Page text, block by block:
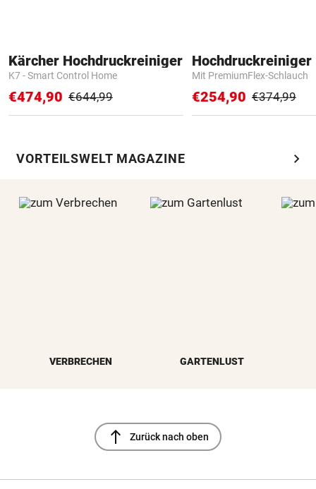
Kärcher Hochdruckreiniger
K7 - Smart Control Home
€474,90 €644,99
Hochdruckreiniger
Mit PremiumFlex-Schlauch
€254,90 €374,99
VORTEILSWELT MAGAZINE chevron_right
VERBRECHEN GARTENLUST
north Zurück nach oben